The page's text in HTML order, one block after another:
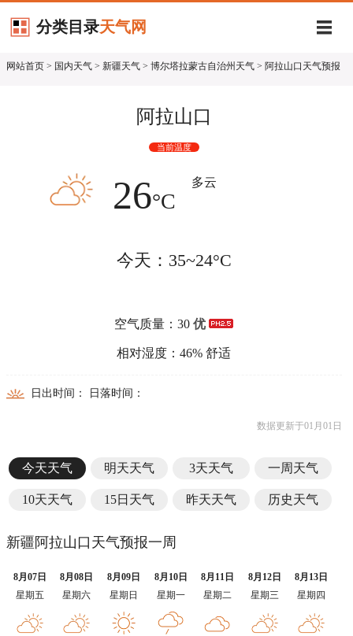
分类目录天气网
网站首页 > 国内天气 > 新疆天气 > 博尔塔拉蒙古自治州天气 > 阿拉山口天气预报
阿拉山口
当前温度
26°C
多云
今天：35~24°C
空气质量：30优
相对湿度：46% 舒适
日出时间： 日落时间：
数据更新于01月01日
今天天气 明天天气 3天天气 一周天气
10天天气 15日天气 昨天天气 历史天气
新疆阿拉山口天气预报一周
8月07日 8月08日 8月09日 8月10日 8月11日 8月12日
8月13日
星期五
星期六 星期日 星期一 星期二 星期三 星期四